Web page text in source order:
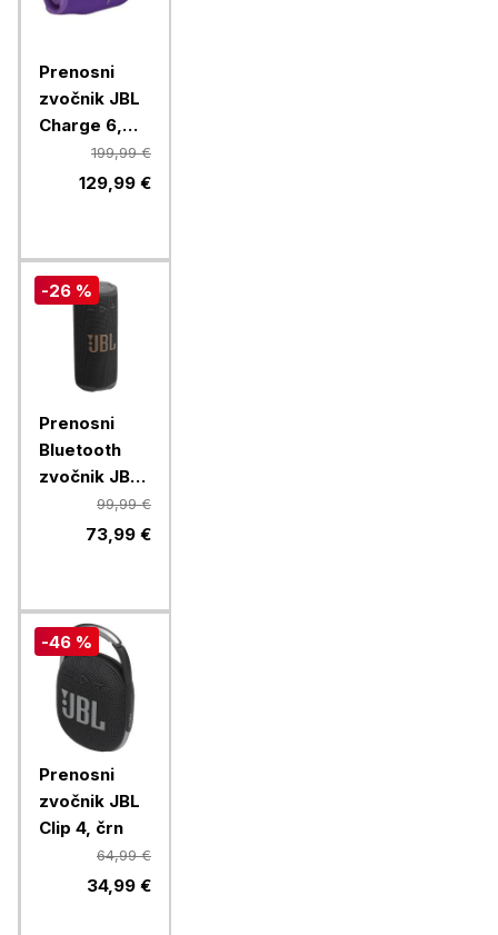
Prenosni
zvočnik JBL
Charge 6,
Purple199,99 €
129,99 €
-26 %
Prenosni
Bluetooth
zvočnik JBL
Grip, black
99,99 €
73,99 €
-46 %
Prenosni
zvočnik JBL
Clip 4, črn
64,99 €
34,99 €